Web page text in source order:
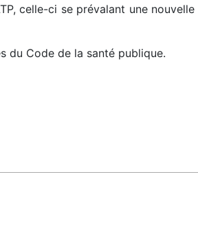
celle-ci se prévalant une
du Code de la santé publique.